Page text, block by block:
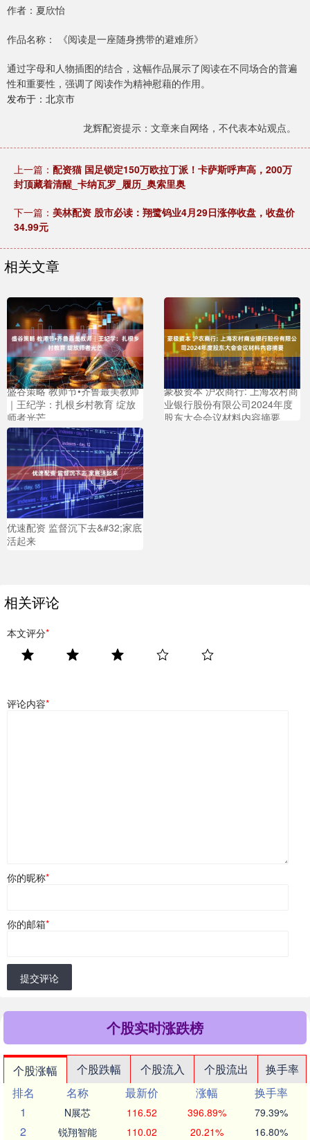
作者：夏欣怡
作品名称： 《阅读是一座随身携带的避难所》
通过字母和人物插图的结合，这幅作品展示了阅读在不同场合的普遍
性和重要性，强调了阅读作为精神慰藉的作用。
发布于：北京市
龙辉配资提示：文章来自网络，不代表本站观点。
上一篇： 配资猫 国足锁定150万欧拉丁派！卡萨斯呼声高，200万
封顶藏着清醒_卡纳瓦罗_履历_奥索里奥
下一篇： 美林配资 股市必读：翔鹭钨业4月29日涨停收盘，收盘价
34.99元
相关文章
盛谷策略 教师节•齐鲁最美教师
｜王纪学：扎根乡村教育 绽放
师者光芒
豪极资本 沪农商行: 上海农村商
业银行股份有限公司2024年度
股东大会会议材料内容摘要
优速配资 监督沉下去&#32;家底
活起来
相关评论
本文评分*
评论内容*
你的昵称*
你的邮箱*
提交评论
个股实时涨跌榜
个股涨幅 个股跌幅 个股流入 个股流出
换手率
排名
名称 最新价 涨幅
换手率
1
N展芯 116.52 396.89% 79.39%
2 锐翔智能 110.02 20.21% 16.80%